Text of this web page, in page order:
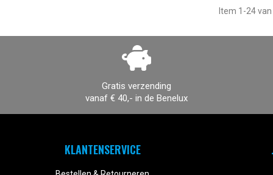
Item 1-24
Gratis verzending
vanaf € 40,- in de Benelux
KLANTENSERVICE